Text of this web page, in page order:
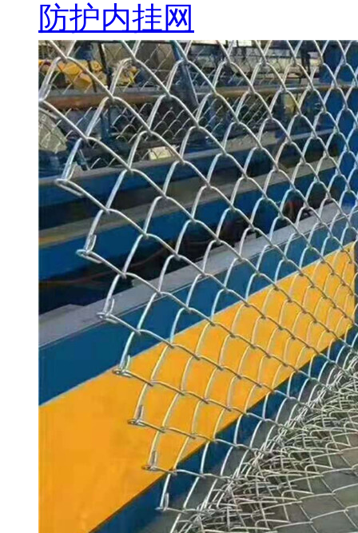
防护内挂网